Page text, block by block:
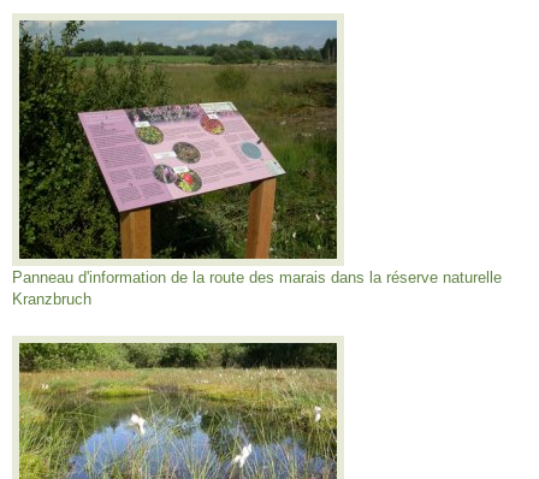
Panneau d'information de la route des marais dans la réserve naturelle
Kranzbruch